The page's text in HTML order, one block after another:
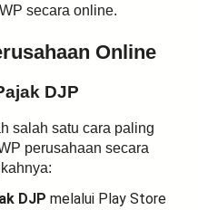
secara online.
Online
DJP
salah satu cara paling
perusahaan secara
DJP melalui Play Store